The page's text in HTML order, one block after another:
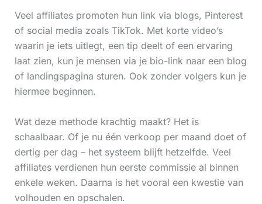
Veel affiliates promoten hun link via blogs, Pinterest
of social media zoals TikTok. Met korte video’s
waarin je iets uitlegt, een tip deelt of een ervaring
laat zien, kun je mensen via je bio-link naar een blog
of landingspagina sturen. Ook zonder volgers kun je
hiermee beginnen.
Wat deze methode krachtig maakt? Het is
schaalbaar. Of je nu één verkoop per maand doet of
dertig per dag – het systeem blijft hetzelfde. Veel
affiliates verdienen hun eerste commissie al binnen
enkele weken. Daarna is het vooral een kwestie van
volhouden en opschalen.